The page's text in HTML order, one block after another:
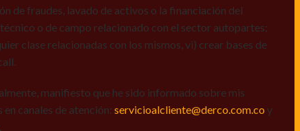
de fraudes, lavado de activos o la financiación del
o de campo relacionado con el sector autopartes;
clase relacionadas con los mismos, vi) crear bases de
manifiesto que he sido informado sobre mis
canales de atención: servicioalcliente@derco.com.co y